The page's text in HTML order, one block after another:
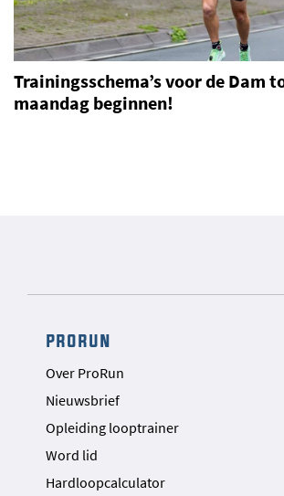
Trainingsschema’s voor de Dam
maandag beginnen!
prorun
Over ProRun
Nieuwsbrief
Opleiding looptrainer
Word lid
Hardloopcalculator